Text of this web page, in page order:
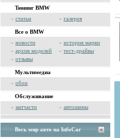
Тюнинг BMW
» статьи » галерея
Все о BMW
» новости » история марки
» архив моделей » тест-драйвы
» отзывы
Мультимедиа
» обои
Обслуживание
» запчасти » автошины
Весь мир авто на InfoCar